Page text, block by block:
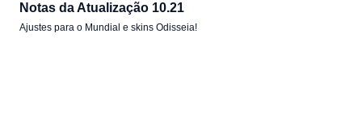
Notas da Atualização 10.21
Ajustes para o Mundial e skins Odisseia!